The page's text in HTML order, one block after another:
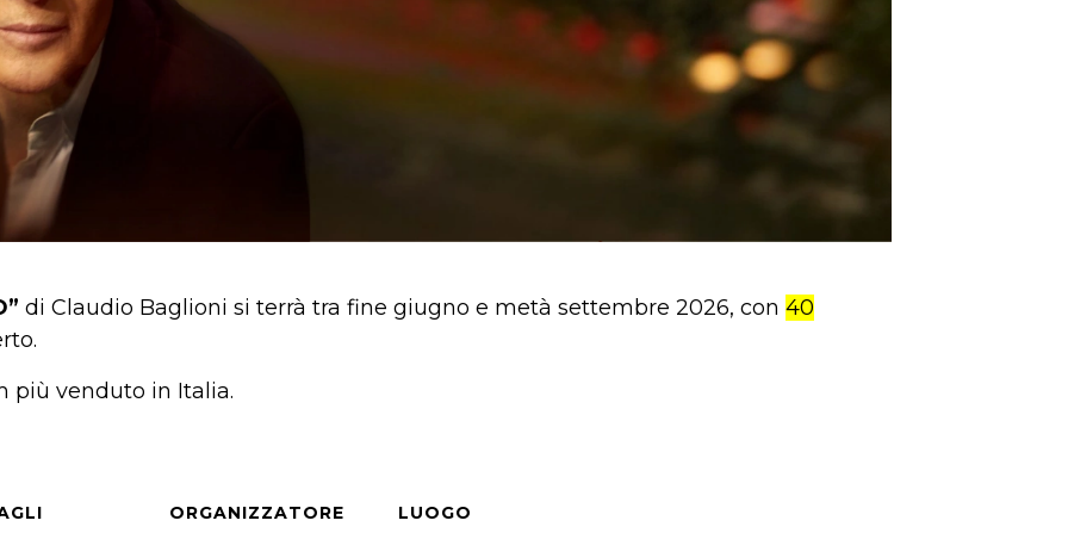
di Claudio Baglioni si terrà tra fine giugno e metà settembre 2026, con 40
più venduto in Italia.
ORGANIZZATORE
LUOGO